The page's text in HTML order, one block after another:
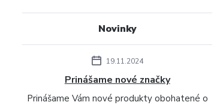
Novinky
19.11.2024
Prinášame nové značky
Prinášame Vám nové produkty obohatené o